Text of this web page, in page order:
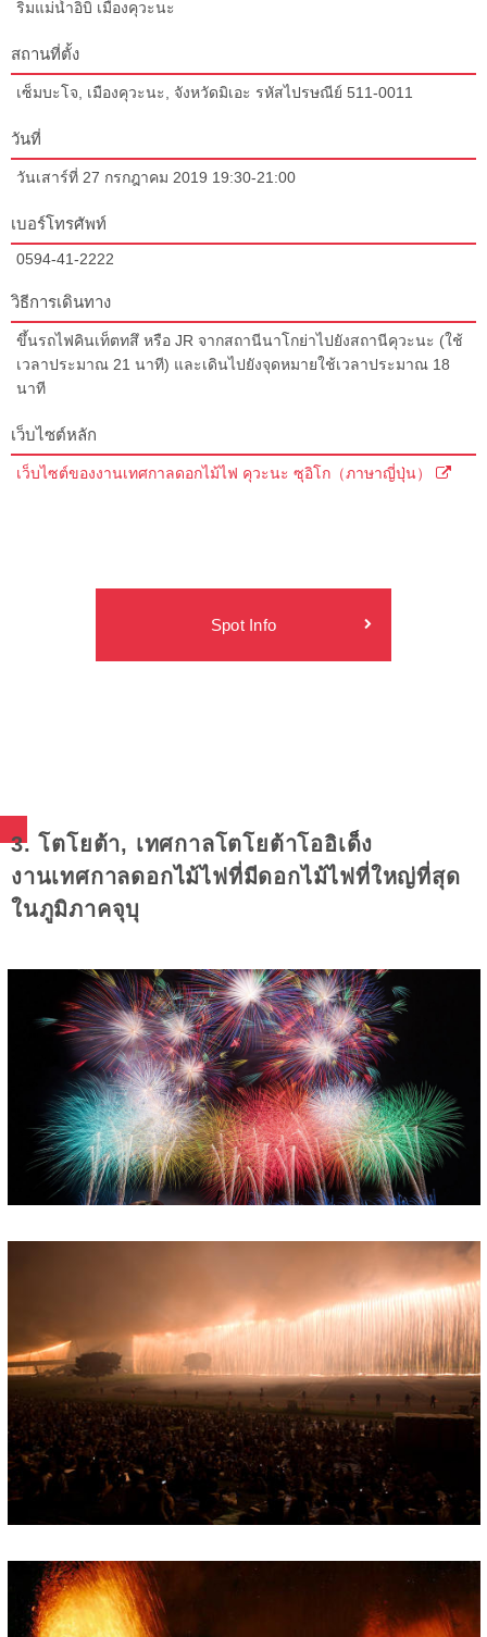
ริมแม่น้ำอิบิ เมืองคุวะนะ
สถานที่ตั้ง
เซ็มบะโจ, เมืองคุวะนะ, จังหวัดมิเอะ รหัสไปรษณีย์ 511-0011
วันที่
วันเสาร์ที่ 27 กรกฎาคม 2019 19:30-21:00
เบอร์โทรศัพท์
0594-41-2222
วิธีการเดินทาง
ขึ้นรถไฟคินเท็ตทสึ หรือ JR จากสถานีนาโกย่าไปยังสถานีคุวะนะ (ใช้
เวลาประมาณ 21 นาที) และเดินไปยังจุดหมายใช้เวลาประมาณ 18
นาที
เว็บไซต์หลัก
เว็บไซต์ของงานเทศกาลดอกไม้ไฟ คุวะนะ ซุอิโก（ภาษาญี่ปุ่น）
Spot Info
3. โตโยต้า, เทศกาลโตโยต้าโออิเด็ง
งานเทศกาลดอกไม้ไฟที่มีดอกไม้ไฟที่ใหญ่ที่สุด
ในภูมิภาคจุบุ